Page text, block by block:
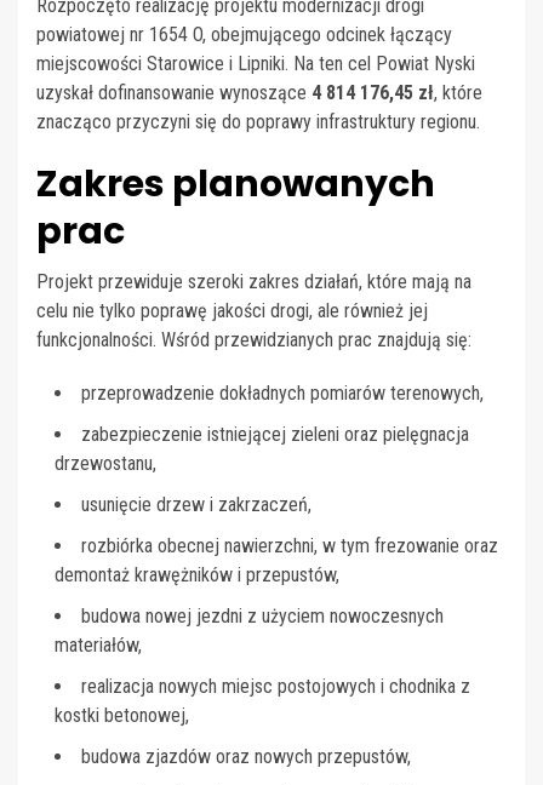
Rozpoczęto realizację projektu modernizacji drogi
powiatowej nr 1654 O, obejmującego odcinek łączący
miejscowości Starowice i Lipniki. Na ten cel Powiat Nyski
uzyskał dofinansowanie wynoszące 4 814 176,45 zł, które
znacząco przyczyni się do poprawy infrastruktury regionu.
Zakres planowanych
prac
Projekt przewiduje szeroki zakres działań, które mają na
celu nie tylko poprawę jakości drogi, ale również jej
funkcjonalności. Wśród przewidzianych prac znajdują się:
przeprowadzenie dokładnych pomiarów terenowych,
zabezpieczenie istniejącej zieleni oraz pielęgnacja
drzewostanu,
usunięcie drzew i zakrzaczeń,
rozbiórka obecnej nawierzchni, w tym frezowanie oraz
demontaż krawężników i przepustów,
budowa nowej jezdni z użyciem nowoczesnych
materiałów,
realizacja nowych miejsc postojowych i chodnika z
kostki betonowej,
budowa zjazdów oraz nowych przepustów,